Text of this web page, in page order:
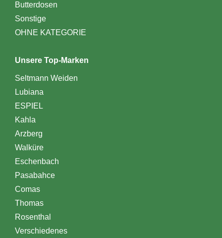
Butterdosen
Sonstige
OHNE KATEGORIE
Unsere Top-Marken
Seltmann Weiden
Lubiana
ESPIEL
Kahla
Arzberg
Walküre
Eschenbach
Pasabahce
Comas
Thomas
Rosenthal
Verschiedenes